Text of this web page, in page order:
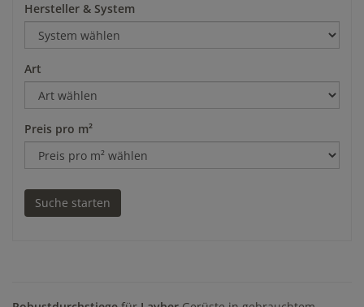
Hersteller & System
Art
Preis pro m²